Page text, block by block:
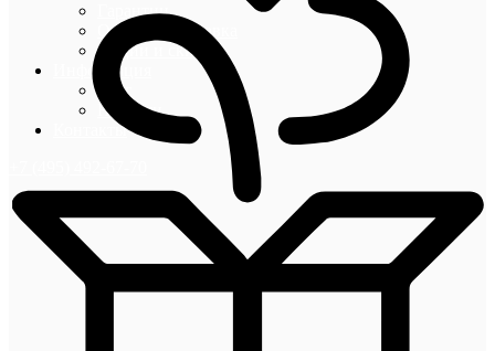
Гарантии
Оплата и доставка
Акции и скидки
Информация
Блог
Новости
Контакты